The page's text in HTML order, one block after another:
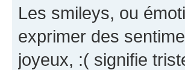
Les smileys, ou
exprimer des
joyeux, :( signifie